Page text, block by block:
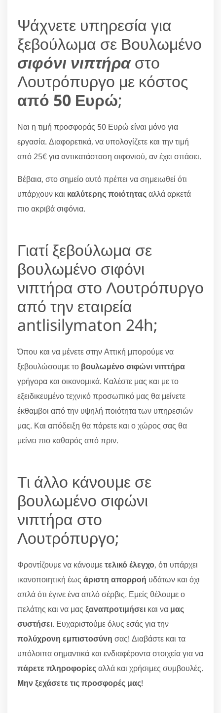
Ψάχνετε υπηρεσία για
ξεβούλωμα σε Βουλωμένο
σιφόνι νιπτήραστο
Λουτρόπυργο με κόστος
από 50 Ευρώ;
Ναι η τιμή προσφοράς 50 Ευρώ είναι μόνο για
εργασία. Διαφορετικά, να υπολογίζετε και την τιμή
από 25€ για αντικατάσταση σιφονιού, αν έχει σπάσει.
Βέβαια, στο σημείο αυτό πρέπει να σημειωθεί ότι
υπάρχουν και καλύτερης ποιότηταςαλλά αρκετά
πιο ακριβά σιφόνια.
Γιατί ξεβούλωμα σε
βουλωμένο σιφόνι
νιπτήρα στο Λουτρόπυργο
από την εταιρεία
antlisilymaton 24h;
Όπου και να μένετε στην Αττική μπορούμε να
ξεβουλώσουμε το βουλωμένο σιφώνι νιπτήρα
γρήγορα και οικονομικά. Καλέστε μας και με το
εξειδικευμένο τεχνικό προσωπικό μας θα μείνετε
έκθαμβοι από την υψηλή ποιότητα των υπηρεσιών
μας. Και απόδειξη θα πάρετε και ο χώρος σας θα
μείνει πιο καθαρός από πριν.
Τι άλλο κάνουμε σε
βουλωμένο σιφώνι
νιπτήρα στο
Λουτρόπυργο;
Φροντίζουμε να κάνουμετελικό έλεγχο, ότι υπάρχει
ικανοποιητική έως άριστη απορροή υδάτων και όχι
απλά ότι έγινε ένα απλό σέρβις. Εμείς θέλουμε ο
πελάτης και να μας ξαναπροτιμήσει και να μας
συστήσει. Ευχαριστούμε όλυς εσάς για την
πολύχρονη εμπιστοσύνη σας! Διαβάστε και τα
υπόλοιπα σημαντικά και ενδιαφέροντα στοιχεία για να
πάρετε πληροφορίεςαλλά και χρήσιμες συμβουλές.
Μην ξεχάσετε τις προσφορές μας!